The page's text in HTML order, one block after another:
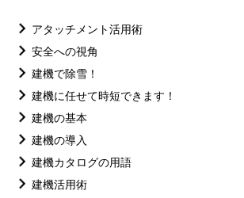
アタッチメント活用術
安全への視角
建機で除雪！
建機に任せて時短できます！
建機の基本
建機の導入
建機カタログの用語
建機活用術